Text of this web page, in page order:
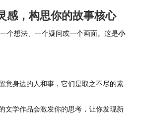
感，构思你的故事核心
个想法、一个疑问或一个画面。这是小
意身边的人和事，它们是取之不尽的素
文学作品会激发你的思考，让你发现新